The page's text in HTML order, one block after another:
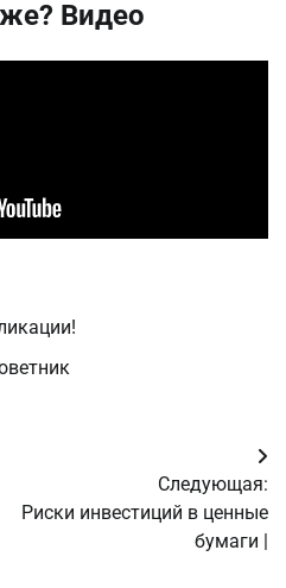
Видео
Следующая:
Риски инвестиций в ценные
бумаги |